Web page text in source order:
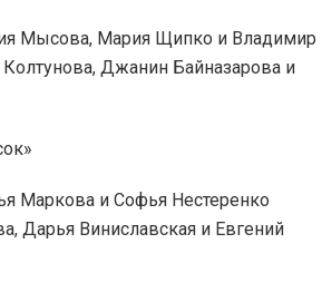
Мысова, Мария Щипко и Владимир
Колтунова, Джанин Байназарова и
Маркова и Софья Нестеренко
Дарья Виниславская и Евгений